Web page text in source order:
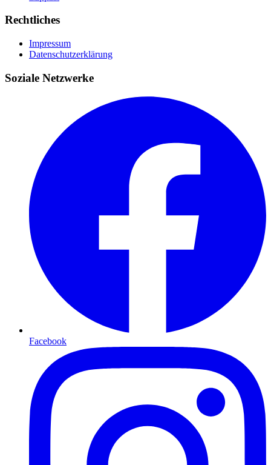
Rechtliches
Impressum
Datenschutzerklärung
Soziale Netzwerke
Facebook